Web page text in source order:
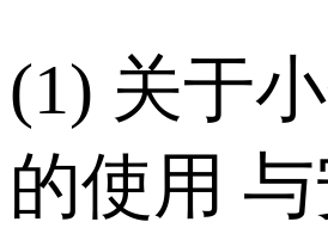
(1) 关于
的使用